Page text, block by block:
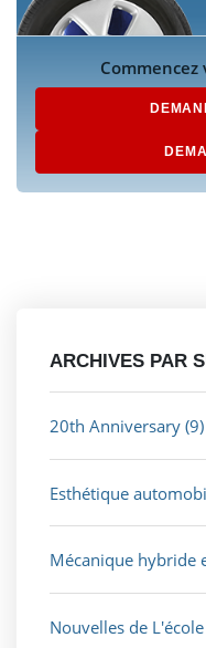
ARCHIVES PAR
20th Anniversary (9)
Esthétique
Mécanique hybride
Nouvelles de